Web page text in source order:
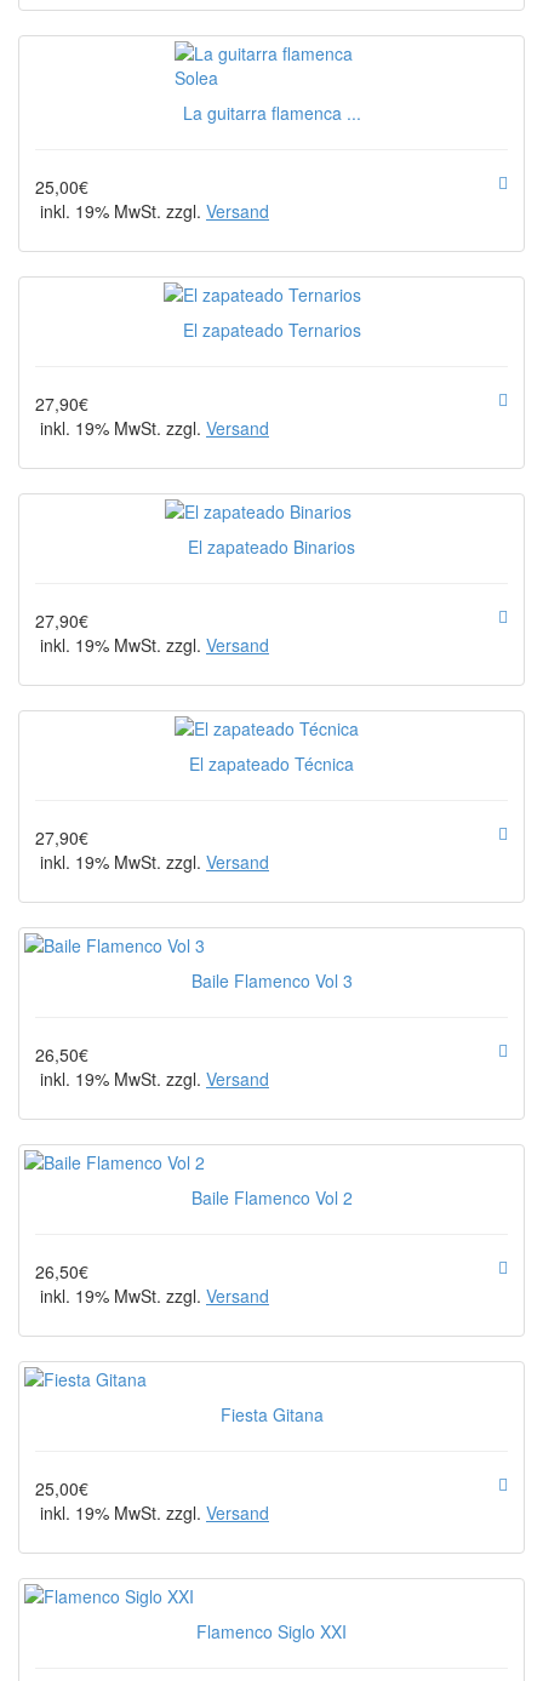
La guitarra flamenca ...
25,00€
inkl. 19% MwSt. zzgl. Versand
El zapateado Ternarios
27,90€
inkl. 19% MwSt. zzgl. Versand
El zapateado Binarios
27,90€
inkl. 19% MwSt. zzgl. Versand
El zapateado Técnica
27,90€
inkl. 19% MwSt. zzgl. Versand
Baile Flamenco Vol 3
26,50€
inkl. 19% MwSt. zzgl. Versand
Baile Flamenco Vol 2
26,50€
inkl. 19% MwSt. zzgl. Versand
Fiesta Gitana
25,00€
inkl. 19% MwSt. zzgl. Versand
Flamenco Siglo XXI